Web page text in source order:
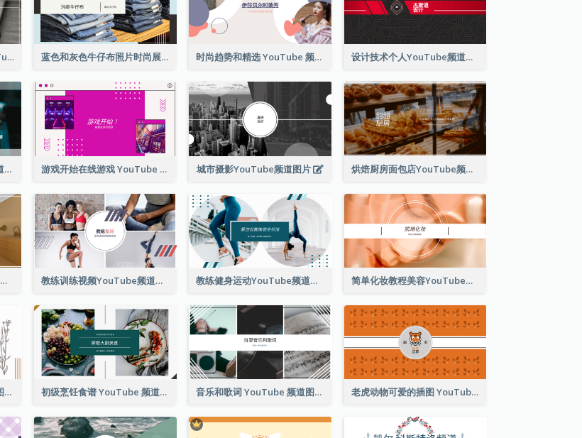
简易宠物照片宠物每日YouTube频道图片 蓝色和灰色牛仔布照片时尚展望YouTube频道图片 时尚趋势和精选 YouTube 频道图片 设计技术个人YouTube频道图片
音乐就是生命 YouTube 频道图片 游戏开始在线游戏 YouTube 频道图片 城市摄影YouTube频道图片 烘焙厨房面包店YouTube频道图片
每日烹饪教程YouTube频道图片 教练训练视频YouTube频道图片 教练健身运动YouTube频道图片 简单化妆教程美容YouTube频道图片
整理您的家 YouTube 频道图片 初级烹饪食谱 YouTube 频道图片 音乐和歌词 YouTube 频道图片 老虎动物可爱的插图 YouTube 频道图片